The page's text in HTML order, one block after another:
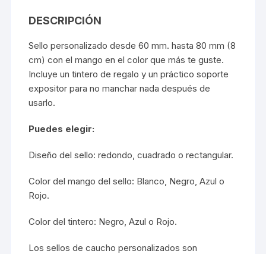
DESCRIPCIÓN
Sello personalizado desde 60 mm. hasta 80 mm (8
cm) con el mango en el color que más te guste.
Incluye un tintero de regalo y un práctico soporte
expositor para no manchar nada después de
usarlo.
Puedes elegir:
Diseño del sello: redondo, cuadrado o rectangular.
Color del mango del sello: Blanco, Negro, Azul o
Rojo.
Color del tintero: Negro, Azul o Rojo.
Los sellos de caucho personalizados son